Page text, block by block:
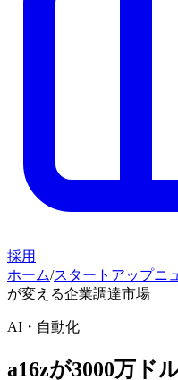
採用
ホーム/スタートアップニ
が変える企業調達市場
AI・自動化
a16zが3000万ド